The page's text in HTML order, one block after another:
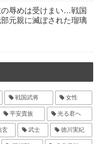
の辱めは受けまい…戦国
元親に滅ぼされた瑠璃
戦国武将 女性
平安貴族 光る君へ
玄 武士 徳川実紀